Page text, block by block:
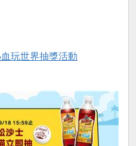
玩世界抽獎活動